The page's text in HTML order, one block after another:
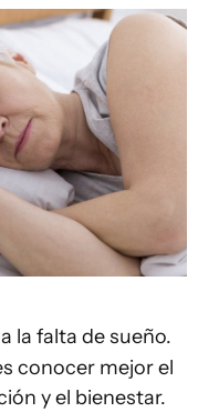
la falta de sueño.
conocer mejor el
y el bienestar.